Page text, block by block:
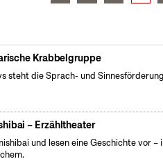
Krabbelgruppe
steht die Sprach- und
– Erzähltheater
und lesen eine Geschichte vor –